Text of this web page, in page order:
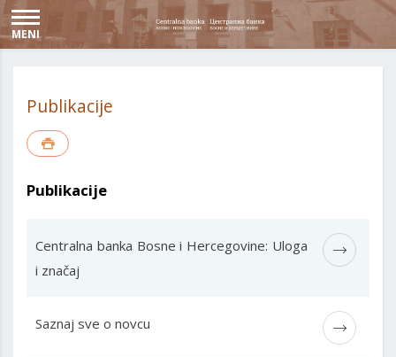
MENI
Publikacije
Publikacije
Centralna banka Bosne i Hercegovine: Uloga
i značaj
Saznaj sve o novcu